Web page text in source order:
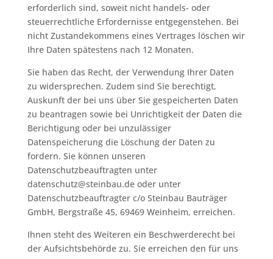
erforderlich sind, soweit nicht handels- oder
steuerrechtliche Erfordernisse entgegenstehen. Bei
nicht Zustandekommens eines Vertrages löschen wir
Ihre Daten spätestens nach 12 Monaten.
Sie haben das Recht, der Verwendung Ihrer Daten
zu widersprechen. Zudem sind Sie berechtigt,
Auskunft der bei uns über Sie gespeicherten Daten
zu beantragen sowie bei Unrichtigkeit der Daten die
Berichtigung oder bei unzulässiger
Datenspeicherung die Löschung der Daten zu
fordern. Sie können unseren
Datenschutzbeauftragten unter
datenschutz@steinbau.de oder unter
Datenschutzbeauftragter c/o Steinbau Bauträger
GmbH, Bergstraße 45, 69469 Weinheim, erreichen.
Ihnen steht des Weiteren ein Beschwerderecht bei
der Aufsichtsbehörde zu. Sie erreichen den für uns